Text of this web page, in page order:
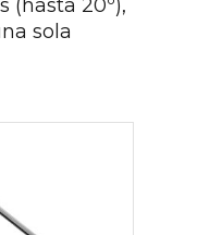
(hasta 20º),
sola